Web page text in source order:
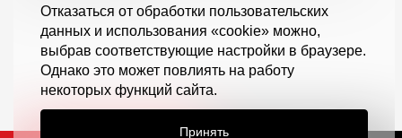
Отказаться от обработки пользовательских
данных и использования «cookie» можно,
выбрав соответствующие настройки в браузере.
Однако это может повлиять на работу
некоторых функций сайта.
Принять